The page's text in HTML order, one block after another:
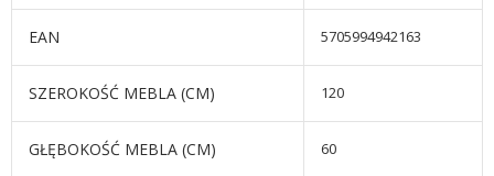
EAN 5705994942163
SZEROKOŚĆ MEBLA (CM) 120
GŁĘBOKOŚĆ MEBLA (CM) 60